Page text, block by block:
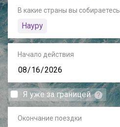
В какие страны вы собираетесь
Науру
Начало действия
Я уже за границей
Окончание поездки